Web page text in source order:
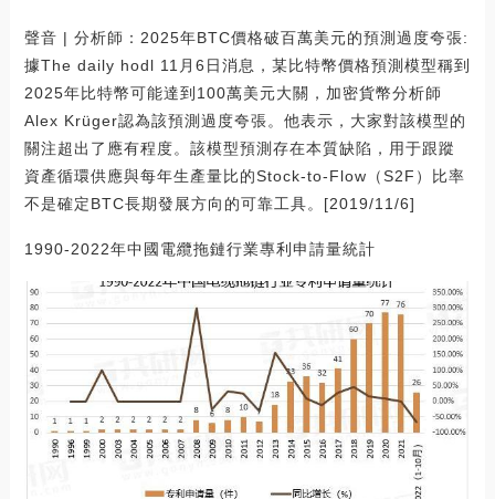
聲音 | 分析師：2025年BTC價格破百萬美元的預測過度夸張:
據The daily hodl 11月6日消息，某比特幣價格預測模型稱到
2025年比特幣可能達到100萬美元大關，加密貨幣分析師
Alex Krüger認為該預測過度夸張。他表示，大家對該模型的
關注超出了應有程度。該模型預測存在本質缺陷，用于跟蹤
資產循環供應與每年生產量比的Stock-to-Flow（S2F）比率
不是確定BTC長期發展方向的可靠工具。[2019/11/6]
1990-2022年中國電纜拖鏈行業專利申請量統計